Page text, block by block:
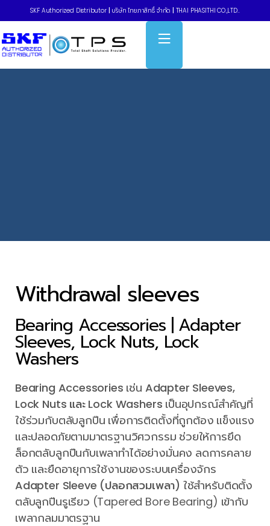
SKF Authorized Distributor บริษัท ไทยภาสิทธิ์ จำกัด THAI PHASITHI CO.,LTD..
Home » Withdrawal sleeves
Withdrawal sleeves
Bearing Accessories | Adapter
Sleeves, Lock Nuts, Lock
Washers
Bearing Accessories เช่น Adapter Sleeves,
Lock Nuts และ Lock Washers เป็นอุปกรณ์สำคัญที่
ใช้ร่วมกับตลับลูกปืน เพื่อการติดตั้งที่ถูกต้อง แข็งแรง
และปลอดภัยตามมาตรฐานวิศวกรรม ช่วยให้การยึด
ล็อกตลับลูกปืนกับเพลาทำได้อย่างมั่นคง ลดการคลาย
ตัว และยืดอายุการใช้งานของระบบเครื่องจักร
Adapter Sleeve (ปลอกสวมเพลา) ใช้สำหรับติดตั้ง
ตลับลูกปืนรูเรียว (Tapered Bore Bearing) เข้ากับ
เพลากลมมาตรฐาน